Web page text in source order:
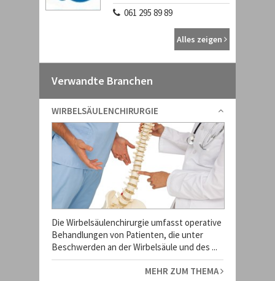
061 295 89 89
Alles zeigen
Verwandte Branchen
WIRBELSÄULENCHIRURGIE
Die Wirbelsäulenchirurgie umfasst operative
Behandlungen von Patienten, die unter
Beschwerden an der Wirbelsäule und des ...
MEHR ZUM THEMA